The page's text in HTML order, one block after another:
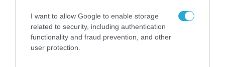
I want to allow Google to enable storage
related to security, including authentication
functionality and fraud prevention, and other
user protection.